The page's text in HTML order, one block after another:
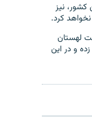
کشور، نیز
کرد.
لهستان
و در این